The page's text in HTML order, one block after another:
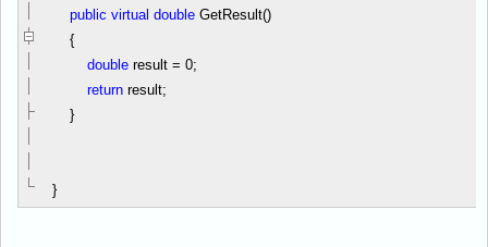
public virtual double GetResult()
{
double result = 0;
return result;
}
}